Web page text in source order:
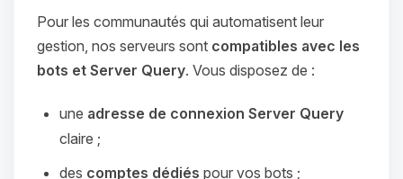
Pour les communautés qui automatisent leur
gestion, nos serveurs sont compatibles avec les
bots et Server Query. Vous disposez de :
une adresse de connexion Server Query
claire ;
des comptes dédiés pour vos bots ;